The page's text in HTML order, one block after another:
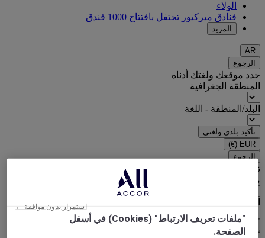
الولاء
فنادق ميركيور تحتفل بافتتاح 1000 فندق
المزيد
AR
الرجوع
حدد موقعك ولغتك أدناه
المنطقة الجغرافية
البلد/المنطقة - اللغة
تأكيد بلدي ولغتي
EUR
(€)
الرجوع
تحديد عُملتك أدناه
منطقة جغرافية
تأكيد عُملتي
"ملفات تعريف الارتباط" (Cookies) في أسفل
الصفحة.
استمرار بدون موافقة ←